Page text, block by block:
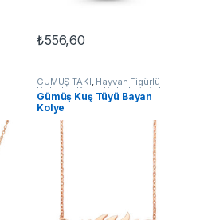
₺556,60
GÜMÜŞ TAKI, Hayvan Figürlü
Kolyeler ,Kadın Kolyeleri Kolye
Kuşlu Kolyeler
Gümüş Kuş Tüyü Bayan
Kolye